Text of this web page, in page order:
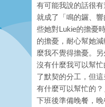
有可能我說的話很
就成了「鳴的鑼、
些她對Lukie的擔憂
的擔憂，耐心幫她
麼我不覺得擔憂。
沒有什麼我可以幫
了默契的分工，但
有什麼可以幫忙的
下班後準備晚餐，